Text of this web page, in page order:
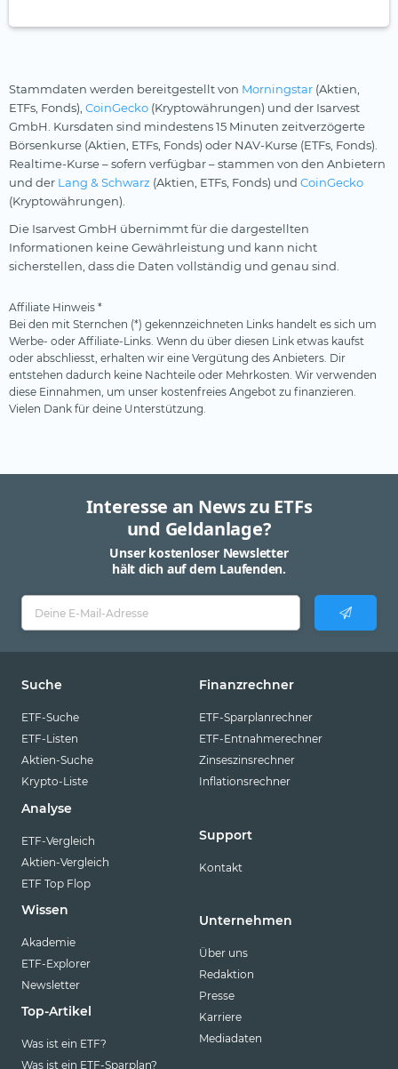
Stammdaten werden bereitgestellt von Morningstar (Aktien,
ETFs, Fonds), CoinGecko (Kryptowährungen) und der Isarvest
GmbH. Kursdaten sind mindestens 15 Minuten zeitverzögerte
Börsenkurse (Aktien, ETFs, Fonds) oder NAV-Kurse (ETFs, Fonds).
Realtime-Kurse – sofern verfügbar – stammen von den Anbietern
und der Lang & Schwarz (Aktien, ETFs, Fonds) und CoinGecko
(Kryptowährungen).
Die Isarvest GmbH übernimmt für die dargestellten
Informationen keine Gewährleistung und kann nicht
sicherstellen, dass die Daten vollständig und genau sind.
Affiliate Hinweis *
Bei den mit Sternchen (*) gekennzeichneten Links handelt es sich um
Werbe- oder Affiliate-Links. Wenn du über diesen Link etwas kaufst
oder abschliesst, erhalten wir eine Vergütung des Anbieters. Dir
entstehen dadurch keine Nachteile oder Mehrkosten. Wir verwenden
diese Einnahmen, um unser kostenfreies Angebot zu finanzieren.
Vielen Dank für deine Unterstützung.
Interesse an News zu ETFs
und Geldanlage?
Unser kostenloser Newsletter
hält dich auf dem Laufenden.
Suche
ETF-Suche
ETF-Listen
Aktien-Suche
Krypto-Liste
Analyse
ETF-Vergleich
Aktien-Vergleich
ETF Top Flop
Wissen
Akademie
ETF-Explorer
Newsletter
Top-Artikel
Was ist ein ETF?
Was ist ein ETF-Sparplan?
Finanzrechner
ETF-Sparplanrechner
ETF-Entnahmerechner
Zinseszinsrechner
Inflationsrechner
Support
Kontakt
Unternehmen
Über uns
Redaktion
Presse
Karriere
Mediadaten